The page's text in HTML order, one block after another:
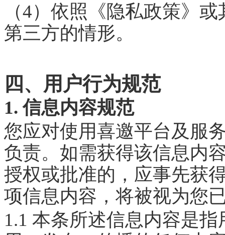
（4）依照《隐私政策》
第三方的情形。
四、用户行为规范
1. 信息内容规范
您应对使用喜邀平台及服
负责。如需获得该信息内
授权或批准的，应事先获
项信息内容，将被视为您
1.1 本条所述信息内容是